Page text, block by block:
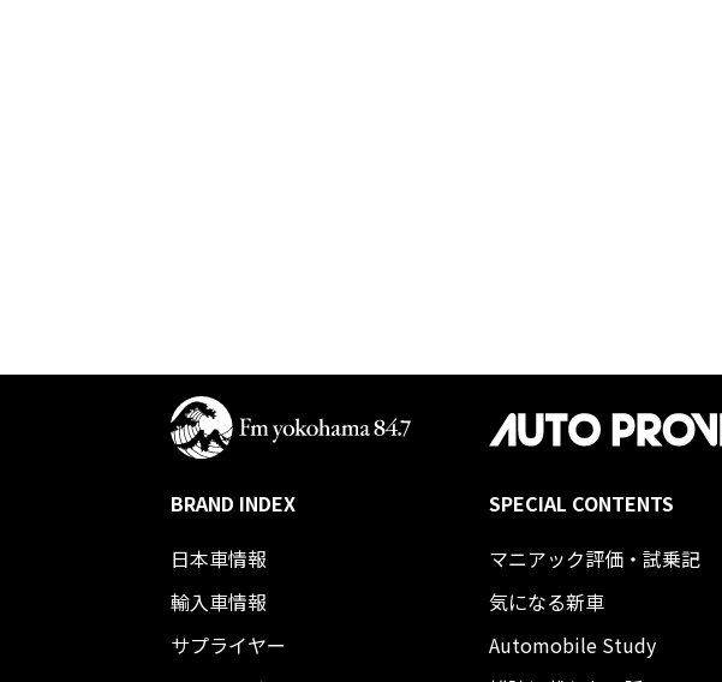
BRAND INDEX
日本車情報​
輸入車情報
サプライヤー
SPECIAL CONTENTS
マニアック評価・試乗記
気になる新車
Automobile Study